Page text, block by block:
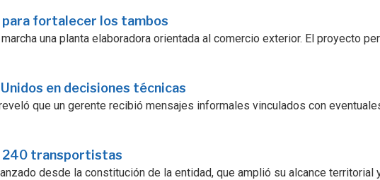
fortalecer los tambos
una planta elaboradora orientada al comercio exterior. El proyecto
en decisiones técnicas
que un gerente recibió mensajes informales vinculados con
240 transportistas
desde la constitución de la entidad, que amplió su alcance territorial